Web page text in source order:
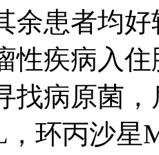
余患者均
性疾病入
找病原菌
，环丙沙星